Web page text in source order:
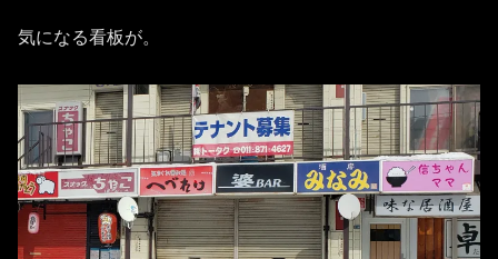
気になる看板が。